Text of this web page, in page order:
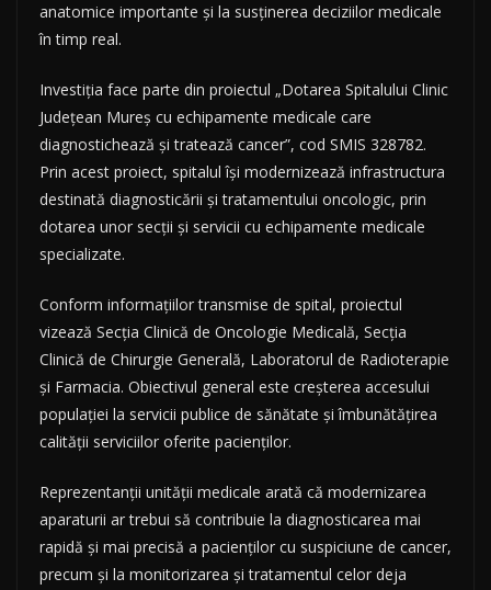
anatomice importante și la susținerea deciziilor medicale
în timp real.
Investiția face parte din proiectul „Dotarea Spitalului Clinic
Județean Mureș cu echipamente medicale care
diagnostichează și tratează cancer”, cod SMIS 328782.
Prin acest proiect, spitalul își modernizează infrastructura
destinată diagnosticării și tratamentului oncologic, prin
dotarea unor secții și servicii cu echipamente medicale
specializate.
Conform informațiilor transmise de spital, proiectul
vizează Secția Clinică de Oncologie Medicală, Secția
Clinică de Chirurgie Generală, Laboratorul de Radioterapie
și Farmacia. Obiectivul general este creșterea accesului
populației la servicii publice de sănătate și îmbunătățirea
calității serviciilor oferite pacienților.
Reprezentanții unității medicale arată că modernizarea
aparaturii ar trebui să contribuie la diagnosticarea mai
rapidă și mai precisă a pacienților cu suspiciune de cancer,
precum și la monitorizarea și tratamentul celor deja